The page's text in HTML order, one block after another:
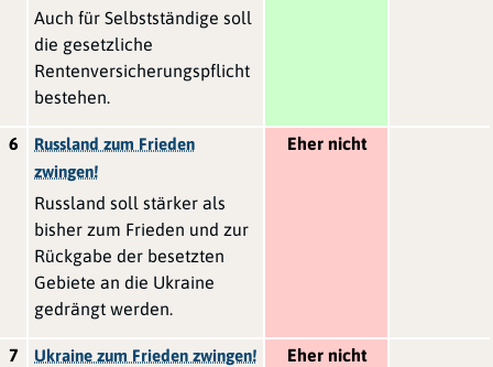
Auch für Selbstständige soll
die gesetzliche
Rentenversicherungspflicht
bestehen.
6
Russland zum Frieden
zwingen!
Russland soll stärker als
bisher zum Frieden und zur
Rückgabe der besetzten
Gebiete an die Ukraine
gedrängt werden.
Eher nicht
7 Ukraine zum Frieden zwingen! Eher nicht